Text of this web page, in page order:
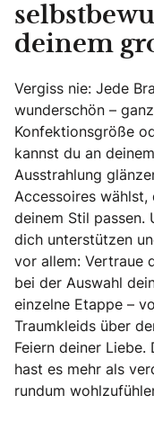
deinem
Vergiss nie: Jede
wunderschön –
Konfektionsgröße
kannst du an
Ausstrahlung
Accessoires
deinem Stil passen.
dich unterstützen
vor allem: Vertraue
bei der Auswahl
einzelne Etappe –
Traumkleids über
Feiern deiner
hast es mehr als
rundum